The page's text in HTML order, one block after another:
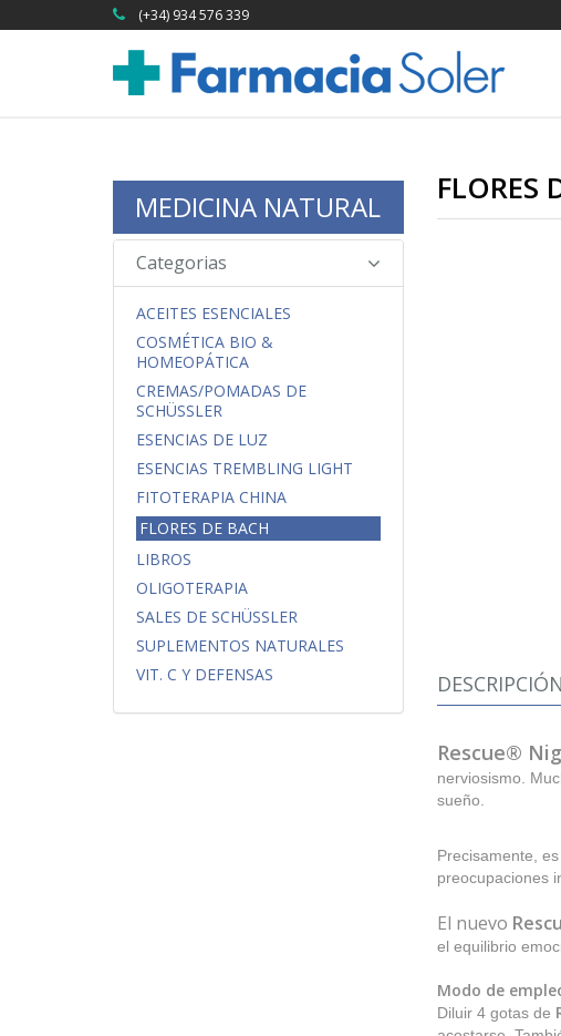
(+34) 934 576 339
MEDICINA NATURAL
Categorias
ACEITES ESENCIALES
COSMÉTICA BIO &
HOMEOPÁTICA
CREMAS/POMADAS DE
SCHÜSSLER
ESENCIAS DE LUZ
ESENCIAS TREMBLING LIGHT
FITOTERAPIA CHINA
FLORES DE BACH
LIBROS
OLIGOTERAPIA
SALES DE SCHÜSSLER
SUPLEMENTOS NATURALES
VIT. C Y DEFENSAS
FLORES
DESCRIPCIÓN
Rescue®
nerviosismo.
sueño.
Precisamente,
preocupaciones
El nuevo
el equilibrio
Modo de
Diluir 4 gotas de